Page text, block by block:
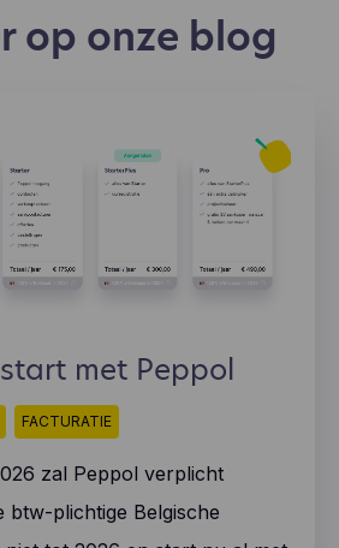
op onze blog
met Peppol
FACTURATIE
zal Peppol verplicht
plichtige Belgische